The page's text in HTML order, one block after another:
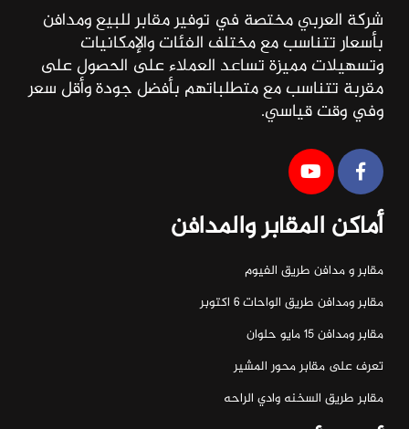
شركة العربي مختصة في توفير مقابر للبيع ومدافن
بأسعار تتناسب مع مختلف الفئات والإمكانيات
وتسهيلات مميزة تساعد العملاء على الحصول على
مقربة تتناسب مع متطلباتهم بأفضل جودة وأقل سعر
وفي وقت قياسي.
أماكن المقابر والمدافن
مقابر و مدافن طريق الفيوم
مقابر ومدافن طريق الواحات ٦ اكتوبر
مقابر ومدافن ١٥ مايو حلوان
تعرف على مقابر محور المشير
مقابر طريق السخنه وادي الراحه